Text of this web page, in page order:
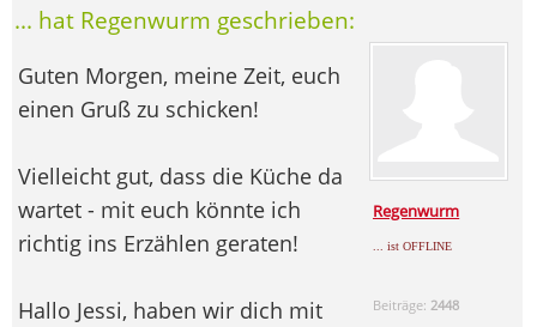
... hat Regenwurm geschrieben:
Regenwurm
... ist OFFLINE
Beiträge: 2448
Guten Morgen, meine Zeit, euch
einen Gruß zu schicken!
Vielleicht gut, dass die Küche da
wartet - mit euch könnte ich
richtig ins Erzählen geraten!
Hallo Jessi, haben wir dich mit